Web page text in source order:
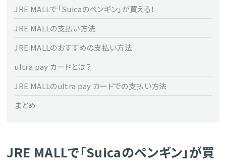
JRE MALLで「Suicaのペンギン」が買える！
JRE MALLの支払い方法
JRE MALLのおすすめの支払い方法
ultra pay カードとは？
JRE MALLのultra pay カードでの支払い方法
まとめ
JRE MALLで「Suicaのペンギン」が買